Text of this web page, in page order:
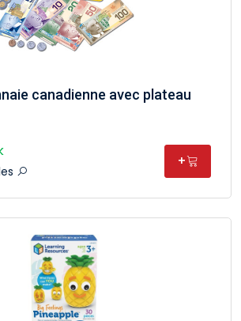
canadienne avec plateau
+